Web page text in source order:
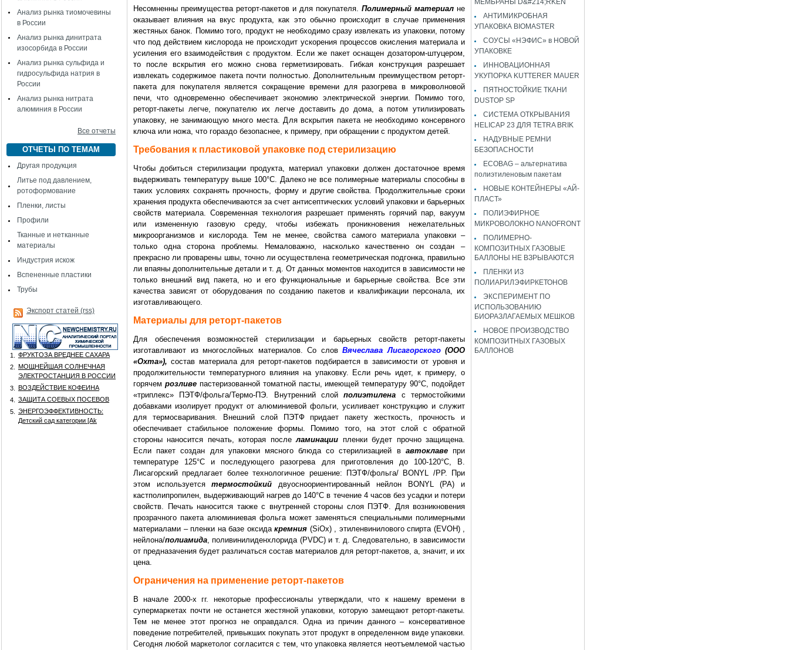
Анализ рынка тиомочевины
в России
Анализ рынка динитрата
изосорбида в России
Анализ рынка сульфида и
гидросульфида натрия в
России
Анализ рынка нитрата
алюминия в России
Все отчеты
ОТЧЕТЫ ПО ТЕМАМ
Другая продукция
Литье под давлением,
ротоформование
Пленки, листы
Профили
Тканные и нетканные
материалы
Индустрия искож
Вспененные пластики
Трубы
Экспорт статей (rss)
1.
ФРУКТОЗА ВРЕДНЕЕ САХАРА
2.
МОЩНЕЙШАЯ СОЛНЕЧНАЯ
ЭЛЕКТРОСТАНЦИЯ В РОССИИ
3.
ВОЗДЕЙСТВИЕ КОФЕИНА
4.
ЗАЩИТА СОЕВЫХ ПОСЕВОВ
5.
ЭНЕРГОЭФФЕКТИВНОСТЬ:
Детский сад категории [Аk
Несомненны преимущества реторт-пакетов и для покупателя. Полимерный материал не
оказывает влияния на вкус продукта, как это обычно происходит в случае применения
жестяных банок. Помимо того, продукт не необходимо сразу извлекать из упаковки, потому
что под действием кислорода не происходит ускорения процессов окисления материала и
усиления его взаимодействия с продуктом. Если же пакет оснащен дозатором-штуцером,
то после вскрытия его можно снова герметизировать. Гибкая конструкция разрешает
извлекать содержимое пакета почти полностью. Дополнительным преимуществом реторт-
пакета для покупателя является сокращение времени для разогрева в микроволновой
печи, что одновременно обеспечивает экономию электрической энергии. Помимо того,
реторт-пакеты легче, покупателю их легче доставить до дома, а потом утилизировать
упаковку, не занимающую много места. Для вскрытия пакета не необходимо консервного
ключа или ножа, что гораздо безопаснее, к примеру, при обращении с продуктом детей.
Требования к пластиковой упаковке под стерилизацию
Чтобы добиться стерилизации продукта, материал упаковки должен достаточное время
выдерживать температуру выше 100°C. Далеко не все полимерные материалы способны в
таких условиях сохранять прочность, форму и другие свойства. Продолжительные сроки
хранения продукта обеспечиваются за счет антисептических условий упаковки и барьерных
свойств материала. Современная технология разрешает применять горячий пар, вакуум
или измененную газовую среду, чтобы избежать проникновения нежелательных
микроорганизмов и кислорода. Тем не менее, свойства самого материала упаковки –
только одна сторона проблемы. Немаловажно, насколько качественно он создан –
прекрасно ли проварены швы, точно ли осуществлена геометрическая подгонка, правильно
ли впаяны дополнительные детали и т. д. От данных моментов находится в зависимости не
только внешний вид пакета, но и его функциональные и барьерные свойства. Все эти
качества зависят от оборудования по созданию пакетов и квалификации персонала, их
изготавливающего.
Материалы для реторт-пакетов
Для обеспечения возможностей стерилизации и барьерных свойств реторт-пакеты
изготавливают из многослойных материалов. Со слов Вячеслава Лисагорского(ООО
«Охта»), состав материала для реторт-пакетов подбирается в зависимости от уровня и
продолжительности температурного влияния на упаковку. Если речь идет, к примеру, о
горячем розливепастеризованной томатной пасты, имеющей температуру 90°C, подойдет
«триплекс» ПЭТФ/фольга/Термо-ПЭ. Внутренний слойполиэтилена с термостойкими
добавками изолирует продукт от алюминиевой фольги, усиливает конструкцию и служит
для термосваривания. Внешний слой ПЭТФ придает пакету жесткость, прочность и
обеспечивает стабильное положение формы. Помимо того, на этот слой с обратной
стороны наносится печать, которая послеламинации пленки будет прочно защищена.
Если пакет создан для упаковки мясного блюда со стерилизацией в автоклавепри
температуре 125°C и последующего разогрева для приготовления до 100-120°C, В.
Лисагорский предлагает более технологичное решение: ПЭТФ/фольга/ BONYL /PP. При
этом используетсятермостойкий двуосноориентированный нейлон BONYL (PA) и
кастполипропилен, выдерживающий нагрев до 140°C в течение 4 часов без усадки и потери
свойств. Печать наносится также с внутренней стороны слоя ПЭТФ. Для возникновения
прозрачного пакета алюминиевая фольга может заменяться специальными полимерными
материалами – пленки на базе оксида кремния (SiOx) , этиленвинилового спирта (EVOH) ,
нейлона/полиамида, поливинилиденхлорида (PVDC) и т. д. Следовательно, в зависимости
от предназачения будет различаться состав материалов для реторт-пакетов, а, значит, и их
цена.
Ограничения на применение реторт-пакетов
В начале 2000-х гг. некоторые профессионалы утверждали, что к нашему времени в
супермаркетах почти не останется жестяной упаковки, которую замещают реторт-пакеты.
Тем не менее этот прогноз не оправдался. Одна из причин данного – консервативное
поведение потребителей, привыкших покупать этот продукт в определенном виде упаковки.
Сегодня любой маркетолог согласится с тем, что упаковка является неотъемлемой частью
АНТИМИКРОБНАЯ
УПАКОВКА BIOMASTER
СОУСЫ «НЭФИС» в НОВОЙ
УПАКОВКЕ
ИННОВАЦИОННАЯ
УКУПОРКА KUTTERER MAUER
ПЯТНОСТОЙКИЕ ТКАНИ
DUSTOP SP
СИСТЕМА ОТКРЫВАНИЯ
HELICAP 23 ДЛЯ TETRA BRIK
НАДУВНЫЕ РЕМНИ
БЕЗОПАСНОСТИ
ECOBAG – альтернатива
полиэтиленовым пакетам
НОВЫЕ КОНТЕЙНЕРЫ «АЙ-
ПЛАСТ»
ПОЛИЭФИРНОЕ
МИКРОВОЛОКНО NANOFRONT
ПОЛИМЕРНО-
КОМПОЗИТНЫХ ГАЗОВЫЕ
БАЛЛОНЫ НЕ ВЗРЫВАЮТСЯ
ПЛЕНКИ ИЗ
ПОЛИАРИЛЭФИРКЕТОНОВ
ЭКСПЕРИМЕНТ ПО
ИСПОЛЬЗОВАНИЮ
БИОРАЗЛАГАЕМЫХ МЕШКОВ
НОВОЕ ПРОИЗВОДСТВО
КОМПОЗИТНЫХ ГАЗОВЫХ
БАЛЛОНОВ